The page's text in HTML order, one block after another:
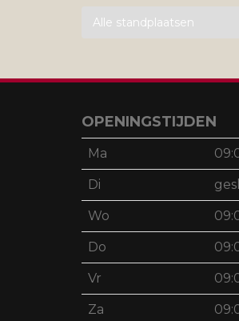
OPENINGSTIJDEN
Ma
Di
Wo
Do
Vr
Za